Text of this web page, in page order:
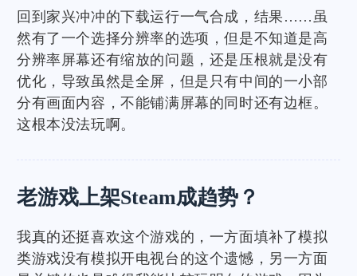
回到家兴冲冲的下载运行一气合成，结果……虽
然有了一个选择分辨率的选项，但是不知道是高
分辨率屏幕还有缩放的问题，还是压根就是没有
优化，导致虽然是全屏，但是只有中间的一小部
分有画面内容，不能铺满屏幕的同时还有边框。
这根本没法玩啊。
老游戏上架Steam成趋势？
我真的还挺喜欢这个游戏的，一方面填补了模拟
类游戏没有模拟开电视台的这个遗憾，另一方面